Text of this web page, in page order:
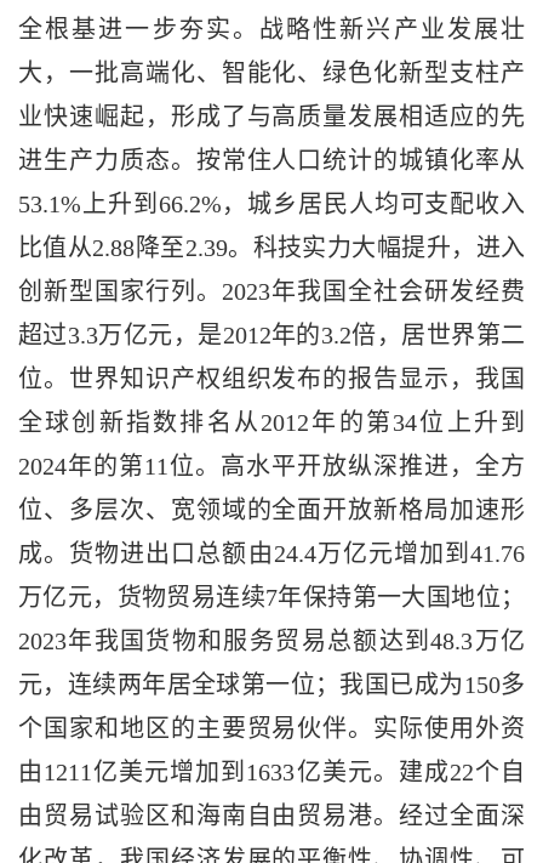
全根基进一步夯实。战略性新兴产业发展壮
大，一批高端化、智能化、绿色化新型支柱产
业快速崛起，形成了与高质量发展相适应的先
进生产力质态。按常住人口统计的城镇化率从
53.1%上升到66.2%，城乡居民人均可支配收入
比值从2.88降至2.39。科技实力大幅提升，进入
创新型国家行列。2023年我国全社会研发经费
超过3.3万亿元，是2012年的3.2倍，居世界第二
位。世界知识产权组织发布的报告显示，我国
全球创新指数排名从2012年的第34位上升到
2024年的第11位。高水平开放纵深推进，全方
位、多层次、宽领域的全面开放新格局加速形
成。货物进出口总额由24.4万亿元增加到41.76
万亿元，货物贸易连续7年保持第一大国地位；
2023年我国货物和服务贸易总额达到48.3万亿
元，连续两年居全球第一位；我国已成为150多
个国家和地区的主要贸易伙伴。实际使用外资
由1211亿美元增加到1633亿美元。建成22个自
由贸易试验区和海南自由贸易港。经过全面深